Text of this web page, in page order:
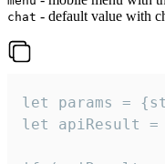
chat - default value with
let params =
let apiResult =